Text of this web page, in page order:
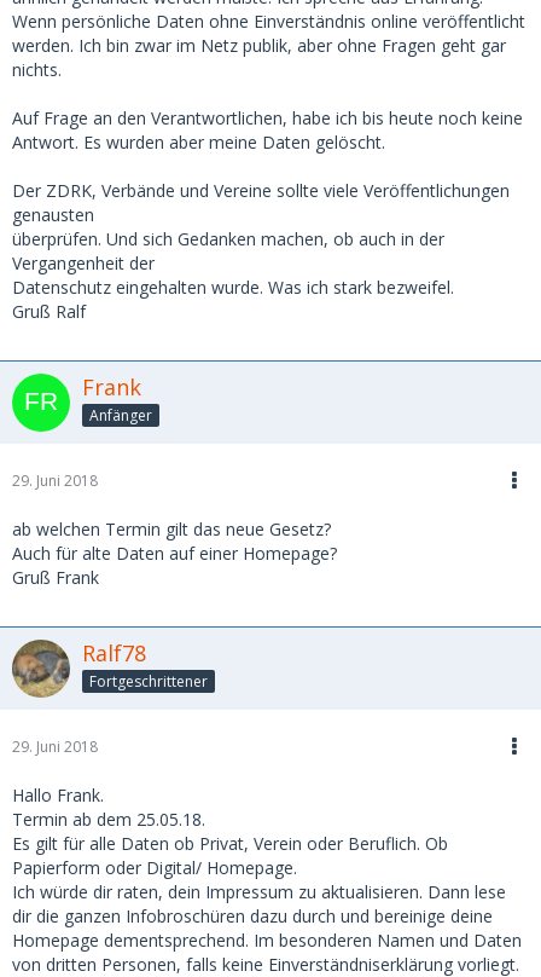
Wenn persönliche Daten ohne Einverständnis online veröffentlicht
werden. Ich bin zwar im Netz publik, aber ohne Fragen geht gar
nichts.
Auf Frage an den Verantwortlichen, habe ich bis heute noch keine
Antwort. Es wurden aber meine Daten gelöscht.
Der ZDRK, Verbände und Vereine sollte viele Veröffentlichungen
genausten
überprüfen. Und sich Gedanken machen, ob auch in der
Vergangenheit der
Datenschutz eingehalten wurde. Was ich stark bezweifel.
Gruß Ralf
Frank
Anfänger
29. Juni 2018
ab welchen Termin gilt das neue Gesetz?
Auch für alte Daten auf einer Homepage?
Gruß Frank
Ralf78
Fortgeschrittener
29. Juni 2018
Hallo Frank.
Termin ab dem 25.05.18.
Es gilt für alle Daten ob Privat, Verein oder Beruflich. Ob
Papierform oder Digital/ Homepage.
Ich würde dir raten, dein Impressum zu aktualisieren. Dann lese
dir die ganzen Infobroschüren dazu durch und bereinige deine
Homepage dementsprechend. Im besonderen Namen und Daten
von dritten Personen, falls keine Einverständniserklärung vorliegt.